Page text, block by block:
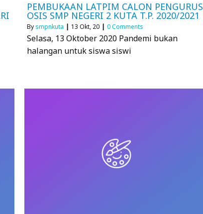
PEMBUKAAN LATPIM CALON PENGURUS
OSIS SMP NEGERI 2 KUTA T.P. 2020/2021
By smpnkuta | 13 Okt, 20 | 0 Comments
Selasa, 13 Oktober 2020 Pandemi bukan
halangan untuk siswa siswi